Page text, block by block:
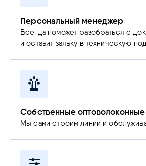
Персональный менеджер
Всегда поможет разобраться с
и оставит заявку в техническую
Собственные оптоволоконные
Мы сами строим линии и